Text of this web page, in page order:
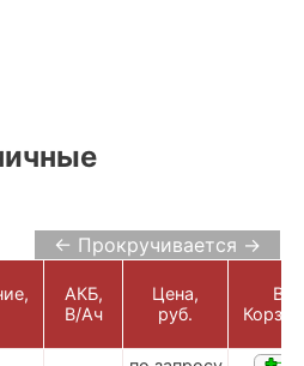
← Прокручивается →
АКБ,
В/Ач
Цена,
руб.
В
Корзину